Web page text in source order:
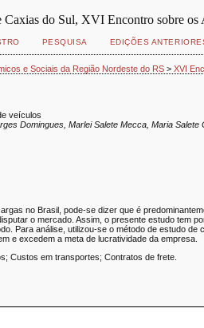
do Sul, XVI Encontro sobre os
PESQUISA EDIÇÕES
e Sociais da Região Nordeste do RS> XVI
veículos
Domingues, Marlei Salete Mecca, Maria Salete
no Brasil, pode-se dizer que é
o mercado. Assim, o presente estudo tem
Para análise, utilizou-se o método de estudo
e excedem a meta de lucratividade da empresa.
Custos em transportes; Contratos de frete.